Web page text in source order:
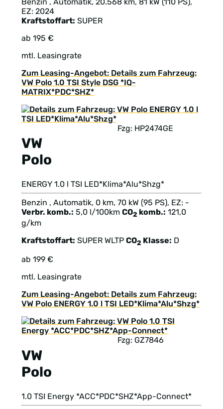
EZ: 2024
Kraftstoffart: SUPER
ab 195 €
mtl. Leasingrate
Zum Leasing-Angebot: Details zum Fahrzeug:
VW Polo 1.0 TSI Style DSG *IQ-
MATRIX*PDC*SHZ*
VW
Polo
Fzg: HP2474GE
ENERGY 1.0 l TSI LED*Klima*Alu*Shzg*
Benzin , Automatik, 0 km, 70 kW (95 PS), EZ: -
Verbr. komb.: 5,0 l/100km CO2 komb.: 121,0
g/km
Kraftstoffart: SUPER WLTP CO2 Klasse: D
ab 199 €
mtl. Leasingrate
Zum Leasing-Angebot: Details zum Fahrzeug:
VW Polo ENERGY 1.0 l TSI LED*Klima*Alu*Shzg*
VW
Polo
Fzg: GZ7846
1.0 TSI Energy *ACC*PDC*SHZ*App-Connect*